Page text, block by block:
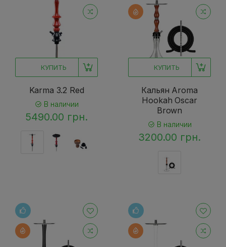
КУПИТЬ
Karma 3.2 Red
В наличии
5490.00 грн.
КУПИТЬ
Кальян Aroma
Hookah Oscar
Brown
В наличии
3200.00 грн.